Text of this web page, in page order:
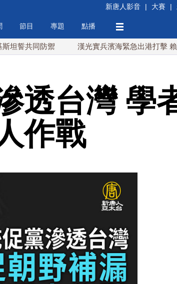
新唐人影音 | 大賽 |
節目 專題 點播
同防禦 漢光實兵濱海緊急出港打擊 賴總統勗
透台灣 學
作戰